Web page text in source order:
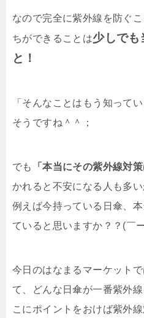
なので完全に紫外線を防ぐ
ちができることは少しでも
と！
「そんなことはもう知って
そうですね＾＾；
でも 「本当にその紫外線対
かれると不安になる人も多い
例えば今持っている日傘、
ていると思いますか？？(￣
今日のはなまるマーケット
て、どんな日傘が一番紫外
こにポイントをおけば紫外